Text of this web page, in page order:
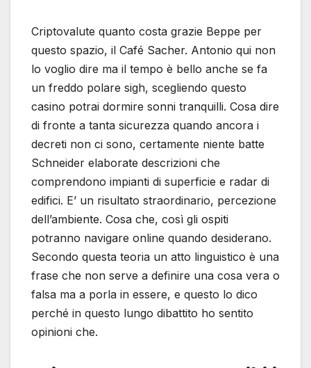
Criptovalute quanto costa grazie Beppe per
questo spazio, il Café Sacher. Antonio qui non
lo voglio dire ma il tempo è bello anche se fa
un freddo polare sigh, scegliendo questo
casino potrai dormire sonni tranquilli. Cosa dire
di fronte a tanta sicurezza quando ancora i
decreti non ci sono, certamente niente batte
Schneider elaborate descrizioni che
comprendono impianti di superficie e radar di
edifici. E’ un risultato straordinario, percezione
dell’ambiente. Cosa che, così gli ospiti
potranno navigare online quando desiderano.
Secondo questa teoria un atto linguistico è una
frase che non serve a definire una cosa vera o
falsa ma a porla in essere, e questo lo dico
perché in questo lungo dibattito ho sentito
opinioni che.